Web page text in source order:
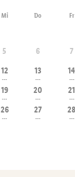
Mi Do Fr
5 6 7
12
---
13
---
14
---
19
---
20
---
21
---
26
---
27
---
28
---